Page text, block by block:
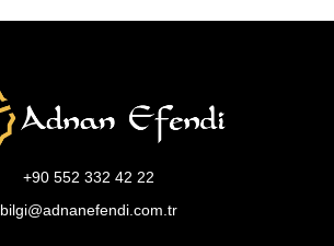
+90 552 332 42 22
bilgi@adnanefendi.com.tr